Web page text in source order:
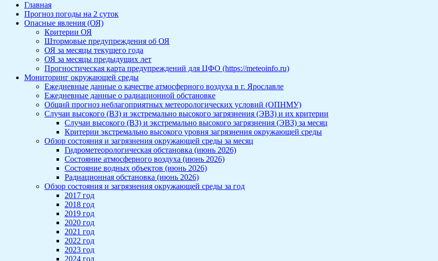
Главная
Прогноз погоды на 2 суток
Опасные явления (ОЯ)
Критерии ОЯ
Штормовые предупреждения об ОЯ
ОЯ за месяцы текущего года
ОЯ за месяцы предыдущих лет
Прогностическая карта предупреждений для ЦФО (https://meteoinfo.ru)
Мониторинг окружающей среды
Ежедневные данные о качестве атмосферного воздуха в г. Ярославле
Ежедневные данные о радиационной обстановке
Общий прогноз неблагоприятных метеорологических условий (ОПНМУ)
Случаи высокого (ВЗ) и экстремально высокого загрязнения (ЭВЗ) и их критерии
Случаи высокого (ВЗ) и экстремально высокого загрязнения (ЭВЗ) за месяц
Критерии экстремально высокого уровня загрязнения окружающей среды
Обзор состояния и загрязнения окружающей среды за месяц
Гидрометеорологическая обстановка (июнь 2026)
Состояние атмосферного воздуха (июнь 2026)
Состояние водных объектов (июнь 2026)
Радиационная обстановка (июнь 2026)
Обзор состояния и загрязнения окружающей среды за год
2017 год
2018 год
2019 год
2020 год
2021 год
2022 год
2023 год
2024 год